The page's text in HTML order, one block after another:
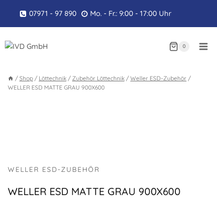
springen
07971 - 97 890 Mo. - Fr.: 9:00 - 17:00 Uhr
0
/ Shop / Löttechnik / Zubehör Löttechnik / Weller ESD-Zubehör /
WELLER ESD MATTE GRAU 900X600
WELLER ESD-ZUBEHÖR
WELLER ESD MATTE GRAU 900X600